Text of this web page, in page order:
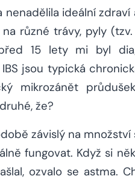
nenadělila ideální
různé trávy, pyly (tzv.
15 lety mi byl
jsou typická
mikrozánět
že?
závislý na
fungovat. Když si
ozvalo se astma.